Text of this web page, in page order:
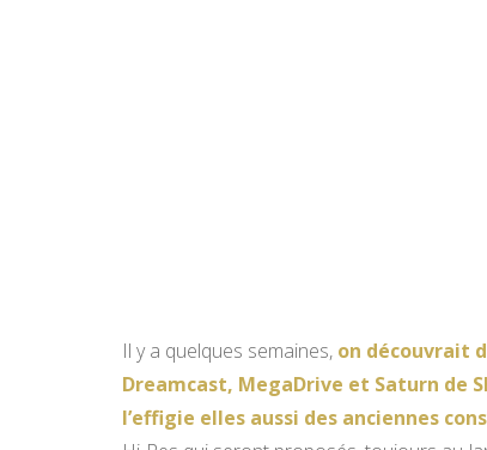
Il y a quelques semaines, on découvrait
Dreamcast, MegaDrive et Saturn de
l’effigie elles aussi des anciennes